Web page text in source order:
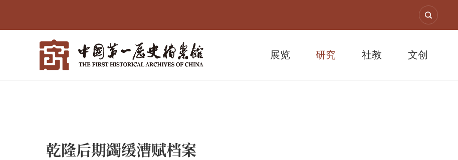
展览 研究 社教 文创
乾隆后期蠲缓漕赋档案